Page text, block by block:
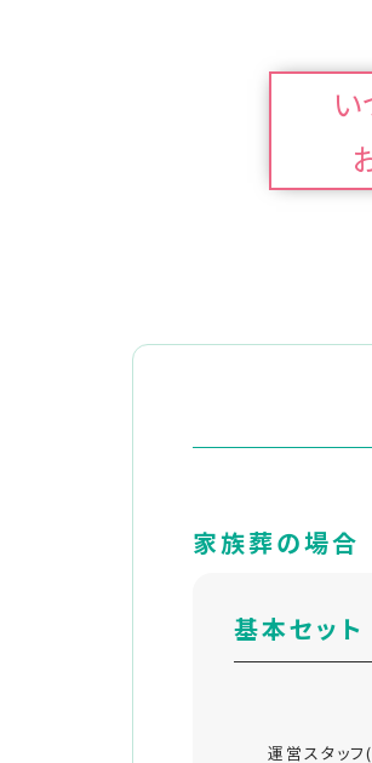
い
家族葬の場合
基本セット
運営スタッ